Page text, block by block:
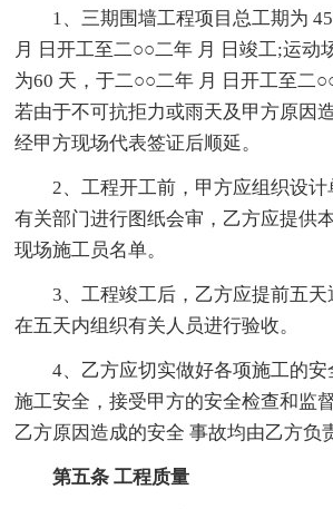
1、三期围墙工程项目总工期为
月 日开工至二○○二年 月 日竣工;运动
为60 天，于二○○二年 月 日开工至二
若由于不可抗拒力或雨天及甲方原因
经甲方现场代表签证后顺延。
2、工程开工前，甲方应组织设
有关部门进行图纸会审，乙方应提供
现场施工员名单。
3、工程竣工后，乙方应提前五
在五天内组织有关人员进行验收。
4、乙方应切实做好各项施工的
施工安全，接受甲方的安全检查和监
乙方原因造成的安全 事故均由乙方负
第五条 工程质量